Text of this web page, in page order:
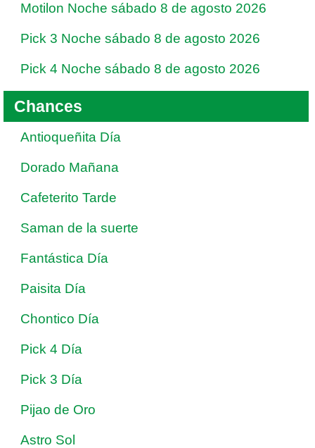
Motilon Noche sábado 8 de agosto 2026
Pick 3 Noche sábado 8 de agosto 2026
Pick 4 Noche sábado 8 de agosto 2026
Chances
Antioqueñita Día
Dorado Mañana
Cafeterito Tarde
Saman de la suerte
Fantástica Día
Paisita Día
Chontico Día
Pick 4 Día
Pick 3 Día
Pijao de Oro
Astro Sol